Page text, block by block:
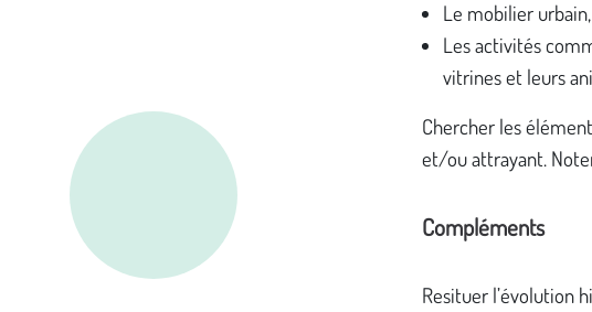
Le mobilier
Les activités
vitrines et leurs
Chercher les
et/ou attrayant.
Compléments
Resituer l’évolution